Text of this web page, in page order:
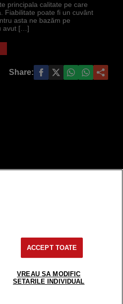
principala calitate pe care
Fiabilitate poate fi un cuvânt
asta ne bazăm pe
avut […]
Share:
de
ACCEPT TOATE
VREAU SA MODIFIC
SETARILE INDIVIDUAL